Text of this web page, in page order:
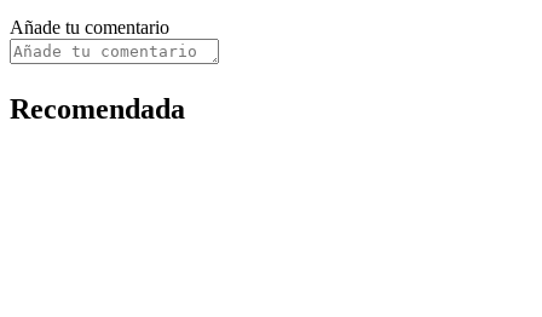
Añade tu comentario
Recomendada